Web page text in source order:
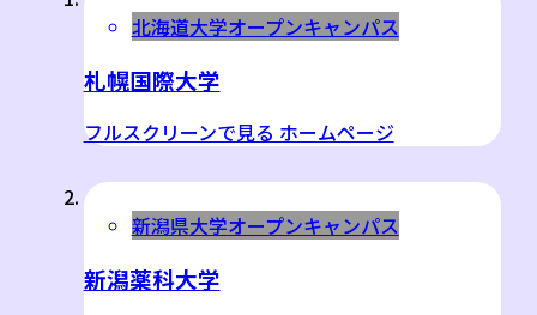
北海道大学オープンキャンパス
札幌国際大学
フルスクリーンで見る ホームページ
新潟県大学オープンキャンパス
新潟薬科大学